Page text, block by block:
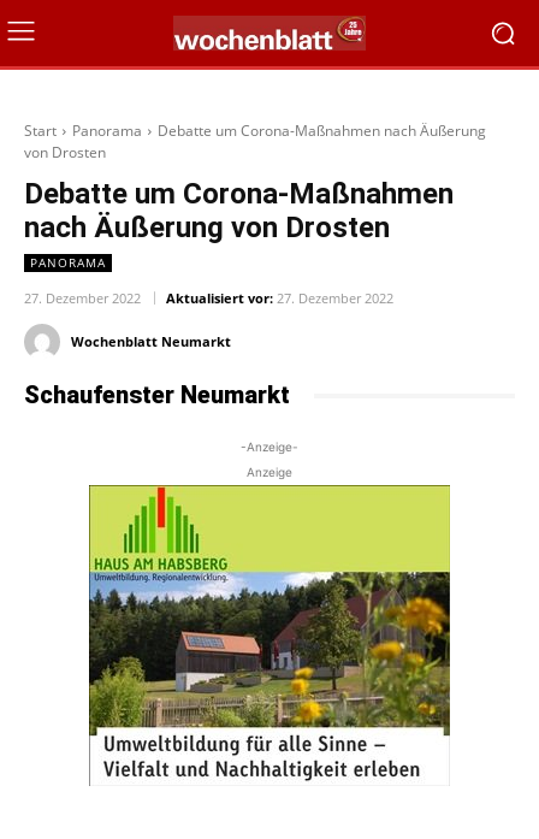
Start Panorama
Debatte um Corona-Maßnahmen nach Äußerung
von Drosten
Debatte um Corona-Maßnahmen
nach Äußerung von Drosten
PANORAMA
27. Dezember 2022 Aktualisiert vor: 27. Dezember 2022
Wochenblatt Neumarkt
Schaufenster Neumarkt
-Anzeige-
Anzeige